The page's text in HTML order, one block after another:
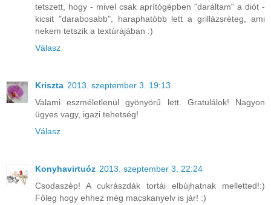
tetszett, hogy - mivel csak aprítógépben "daráltam" a diót -
kicsit "darabosabb", haraphatóbb lett a grillázsréteg, ami
nekem tetszik a textúrájában :)
Válasz
Kriszta 2013. szeptember 3. 19:13
Valami eszméletlenül gyönyörű lett. Gratulálok! Nagyon
ügyes vagy, igazi tehetség!
Válasz
Konyhavirtuóz 2013. szeptember 3. 22:24
Csodaszép! A cukrászdák tortái elbújhatnak melletted!:)
Főleg hogy ehhez még macskanyelv is jár! :)